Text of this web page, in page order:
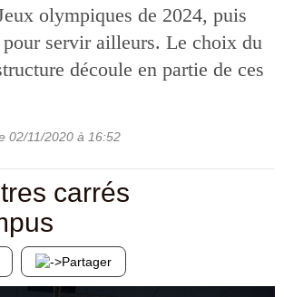
olympiques de 2024, puis
pour servir ailleurs. Le choix du
découle en partie de ces
02/11/2020 à 16:52
carrés
Partager